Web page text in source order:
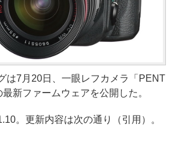
は7月20日、一眼レフカメラ「PENT
新ファームウェアを公開した。
。更新内容は次の通り（引用）。